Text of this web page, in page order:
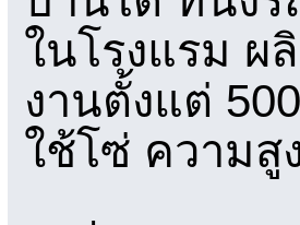
ในโรงแรม
งานตั้งแต่
ใช้โซ่ ความสู